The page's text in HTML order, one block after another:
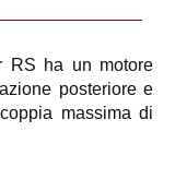
RS ha un motore
posteriore e
massima di